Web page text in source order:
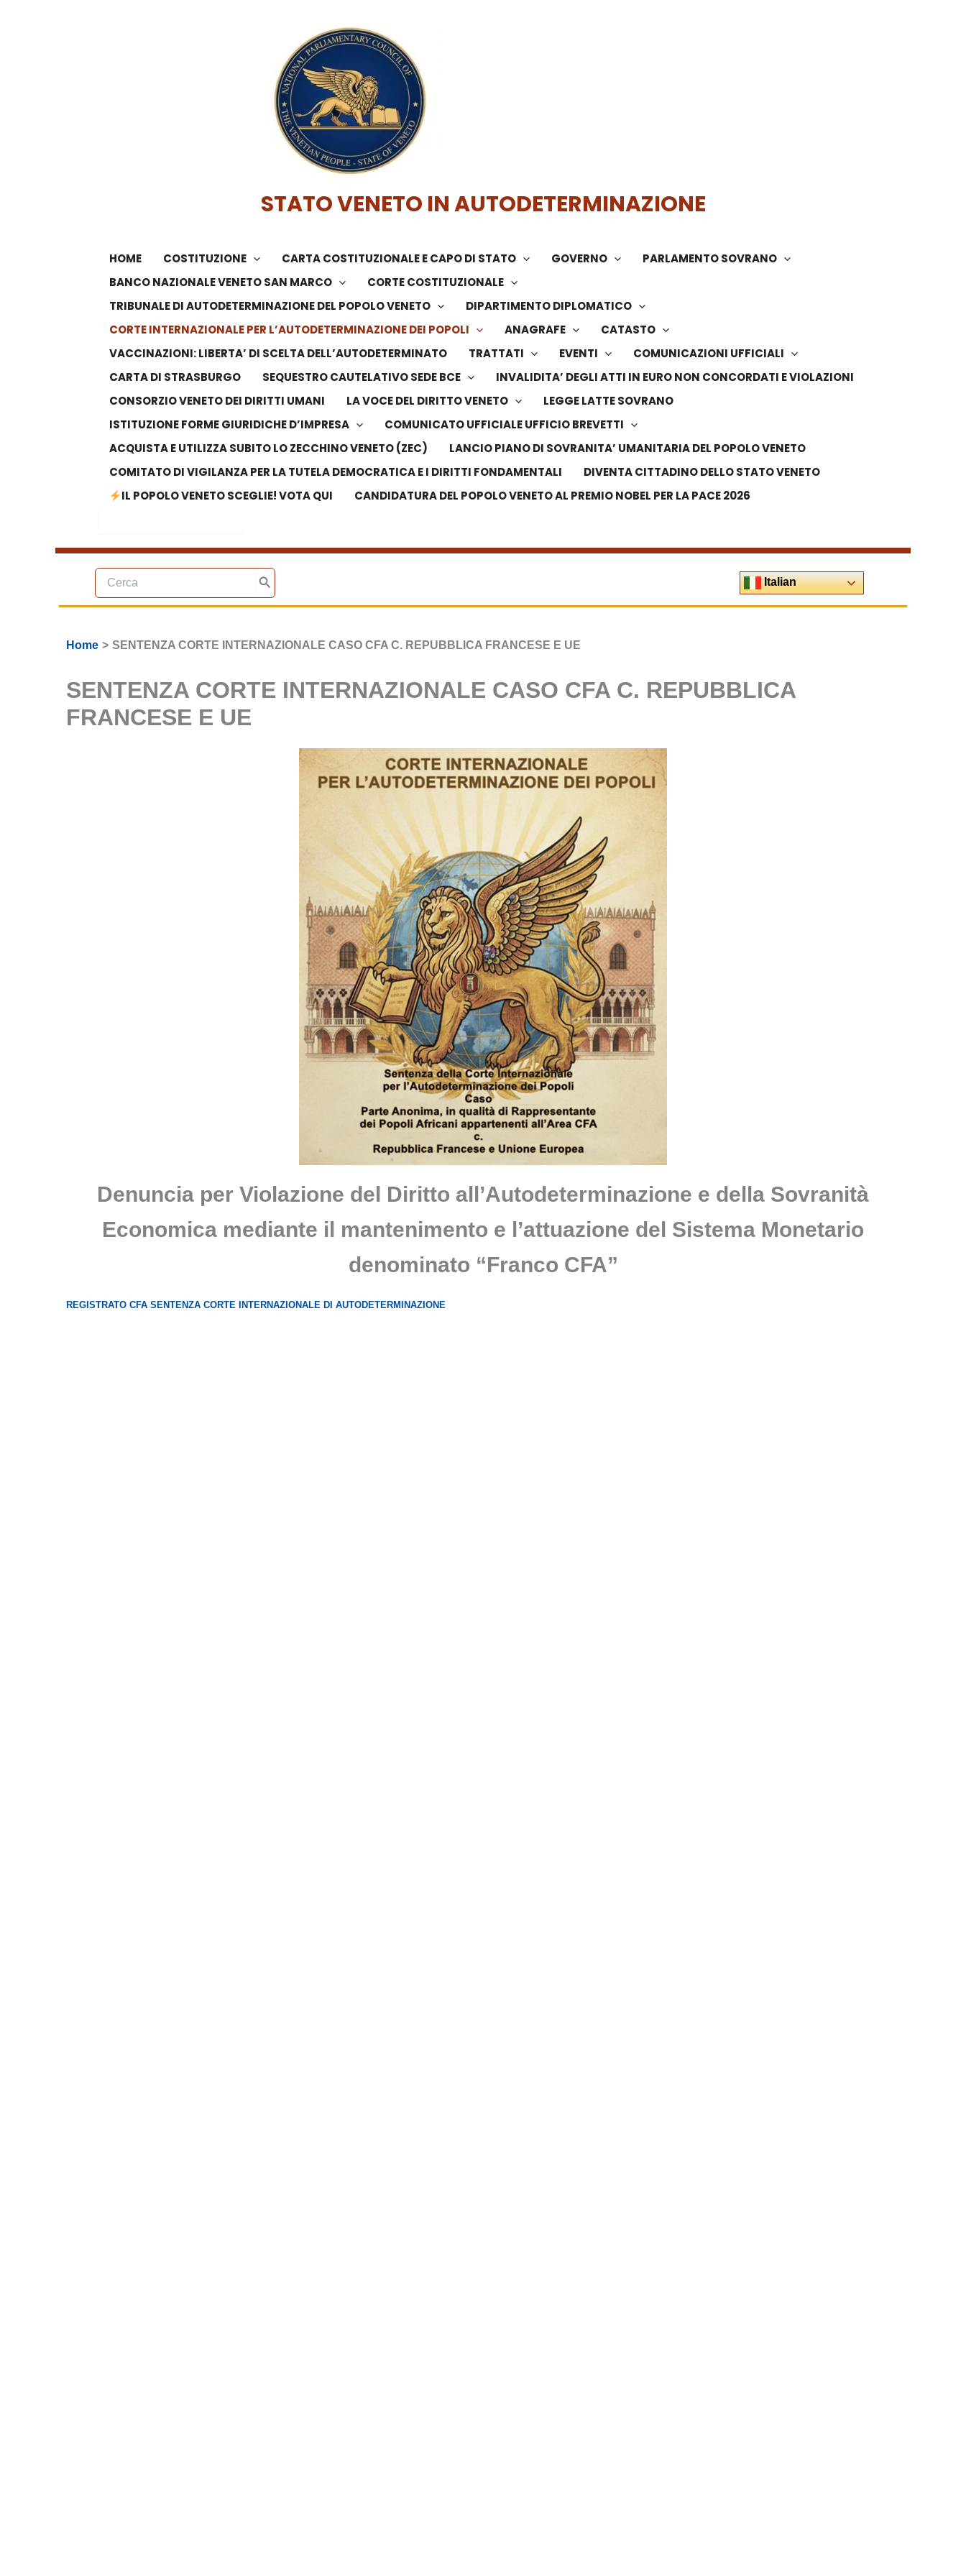
STATO VENETO IN AUTODETERMINAZIONE
HOME COSTITUZIONE CARTA COSTITUZIONALE E CAPO DI STATO GOVERNO
PARLAMENTO SOVRANO
BANCO NAZIONALE VENETO SAN MARCO
CORTE COSTITUZIONALE
TRIBUNALE DI AUTODETERMINAZIONE DEL POPOLO VENETO
DIPARTIMENTO DIPLOMATICO
CORTE INTERNAZIONALE PER L’AUTODETERMINAZIONE DEI POPOLI
ANAGRAFE
CATASTO
VACCINAZIONI: LIBERTA’ DI SCELTA DELL’AUTODETERMINATO
TRATTATI EVENTI
COMUNICAZIONI UFFICIALI
CARTA DI STRASBURGO
SEQUESTRO CAUTELATIVO SEDE BCE
INVALIDITA’ DEGLI ATTI IN EURO NON CONCORDATI E VIOLAZIONI
CONSORZIO VENETO DEI DIRITTI UMANI
LA VOCE DEL DIRITTO VENETO
LEGGE LATTE SOVRANO
ISTITUZIONE FORME GIURIDICHE D’IMPRESA
COMUNICATO UFFICIALE UFFICIO BREVETTI
ACQUISTA E UTILIZZA SUBITO LO ZECCHINO VENETO (ZEC)
LANCIO PIANO DI SOVRANITA’ UMANITARIA DEL POPOLO VENETO
COMITATO DI VIGILANZA PER LA TUTELA DEMOCRATICA E I DIRITTI FONDAMENTALI
DIVENTA CITTADINO DELLO STATO VENETO
IL POPOLO VENETO SCEGLIE! VOTA QUI
CANDIDATURA DEL POPOLO VENETO AL PREMIO NOBEL PER LA PACE 2026
Ricerca
per:
Cerca
Italian
Home SENTENZA CORTE INTERNAZIONALE CASO CFA C. REPUBBLICA FRANCESE E UE
SENTENZA CORTE INTERNAZIONALE CASO CFA C. REPUBBLICA
FRANCESE E UE
Denuncia per Violazione del Diritto all’Autodeterminazione e della Sovranità
Economica mediante il mantenimento e l’attuazione del Sistema Monetario
denominato “Franco CFA”
REGISTRATO CFA SENTENZA CORTE INTERNAZIONALE DI AUTODETERMINAZIONE